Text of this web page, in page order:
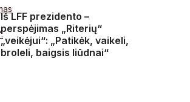
Iš LFF prezidento –
perspėjimas „Riterių“
„veikėjui“: „Patikėk, vaikeli,
broleli, baigsis liūdnai“